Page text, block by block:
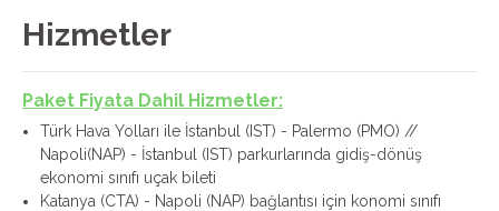
Hizmetler
Paket Fiyata Dahil Hizmetler:
Türk Hava Yolları ile İstanbul (IST) - Palermo (PMO) //
Napoli(NAP) - İstanbul (IST) parkurlarında gidiş-dönüş
ekonomi sınıfı uçak bileti
Katanya (CTA) - Napoli (NAP) bağlantısı için konomi sınıfı